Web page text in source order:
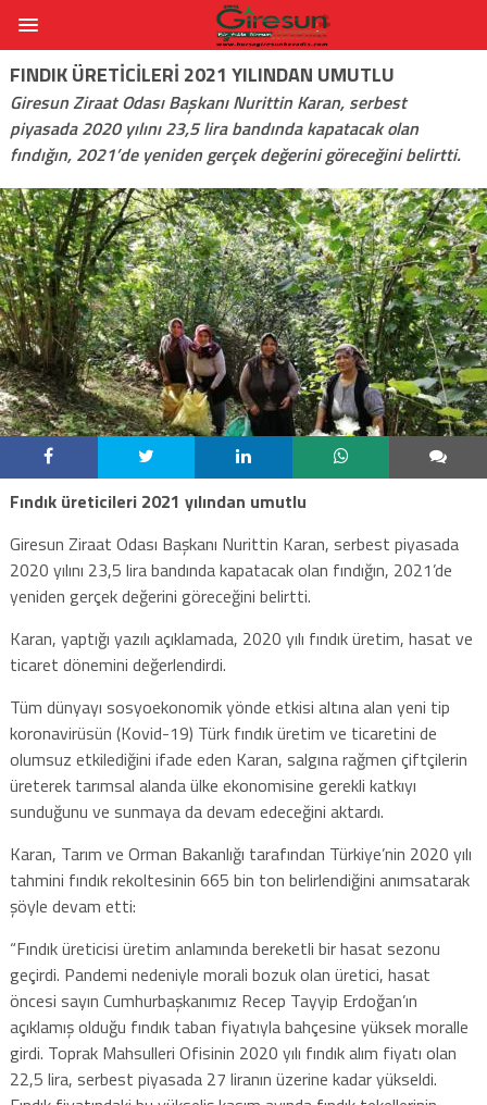
FINDIK ÜRETICILERI 2021 YILINDAN UMUTLU
Giresun Ziraat Odası Başkanı Nurittin Karan, serbest
piyasada 2020 yılını 23,5 lira bandında kapatacak olan
fındığın, 2021’de yeniden gerçek değerini göreceğini belirtti.
Fındık üreticileri 2021 yılından umutlu
Giresun Ziraat Odası Başkanı Nurittin Karan, serbest piyasada
2020 yılını 23,5 lira bandında kapatacak olan fındığın, 2021’de
yeniden gerçek değerini göreceğini belirtti.
Karan, yaptığı yazılı açıklamada, 2020 yılı fındık üretim, hasat ve
ticaret dönemini değerlendirdi.
Tüm dünyayı sosyoekonomik yönde etkisi altına alan yeni tip
koronavirüsün (Kovid-19) Türk fındık üretim ve ticaretini de
olumsuz etkilediğini ifade eden Karan, salgına rağmen çiftçilerin
üreterek tarımsal alanda ülke ekonomisine gerekli katkıyı
sunduğunu ve sunmaya da devam edeceğini aktardı.
Karan, Tarım ve Orman Bakanlığı tarafından Türkiye’nin 2020 yılı
tahmini fındık rekoltesinin 665 bin ton belirlendiğini anımsatarak
şöyle devam etti:
“Fındık üreticisi üretim anlamında bereketli bir hasat sezonu
geçirdi. Pandemi nedeniyle morali bozuk olan üretici, hasat
öncesi sayın Cumhurbaşkanımız Recep Tayyip Erdoğan’ın
açıklamış olduğu fındık taban fiyatıyla bahçesine yüksek moralle
girdi. Toprak Mahsulleri Ofisinin 2020 yılı fındık alım fiyatı olan
22,5 lira, serbest piyasada 27 liranın üzerine kadar yükseldi.